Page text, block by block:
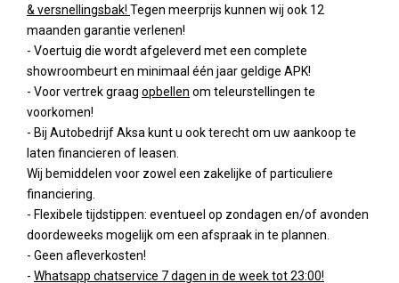
& versnellingsbak! Tegen meerprijs kunnen wij ook 12
maanden garantie verlenen!
- Voertuig die wordt afgeleverd met een complete
showroombeurt en minimaal één jaar geldige APK!
- Voor vertrek graag opbellen om teleurstellingen te
voorkomen!
- Bij Autobedrijf Aksa kunt u ook terecht om uw aankoop te
laten financieren of leasen.
Wij bemiddelen voor zowel een zakelijke of particuliere
financiering.
- Flexibele tijdstippen: eventueel op zondagen en/of avonden
doordeweeks mogelijk om een afspraak in te plannen.
- Geen afleverkosten!
- Whatsapp chatservice 7 dagen in de week tot 23:00!